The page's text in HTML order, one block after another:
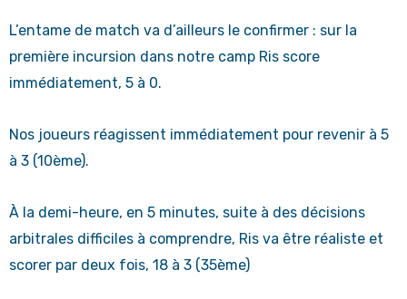
L’entame de match va d’ailleurs le confirmer : sur la
première incursion dans notre camp Ris score
immédiatement, 5 à 0.
Nos joueurs réagissent immédiatement pour revenir à 5
à 3 (10ème).
À la demi-heure, en 5 minutes, suite à des décisions
arbitrales difficiles à comprendre, Ris va être réaliste et
scorer par deux fois, 18 à 3 (35ème)